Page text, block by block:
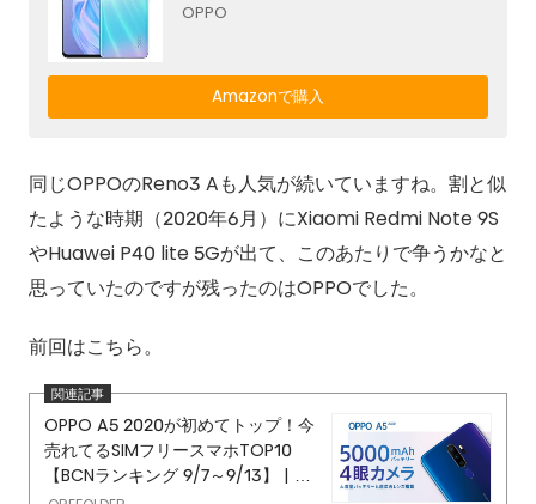
OPPO
Amazonで購入
同じOPPOのReno3 Aも人気が続いていますね。割と似
たような時期（2020年6月）にXiaomi Redmi Note 9S
やHuawei P40 lite 5Gが出て、このあたりで争うかなと
思っていたのですが残ったのはOPPOでした。
前回はこちら。
OPPO A5 2020が初めてトップ！今
売れてるSIMフリースマホTOP10
【BCNランキング 9/7～9/13】 | O